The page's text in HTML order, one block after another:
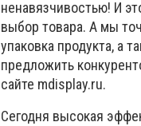
ненавязчивостью! И
выбор товара. А мы
упаковка продукта, а
предложить
сайте mdisplay.ru.
Сегодня высокая